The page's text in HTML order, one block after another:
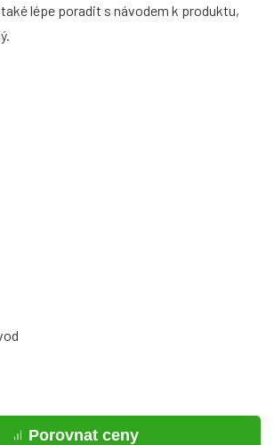
lépe poradit s návodem k produktu,
Porovnat ceny